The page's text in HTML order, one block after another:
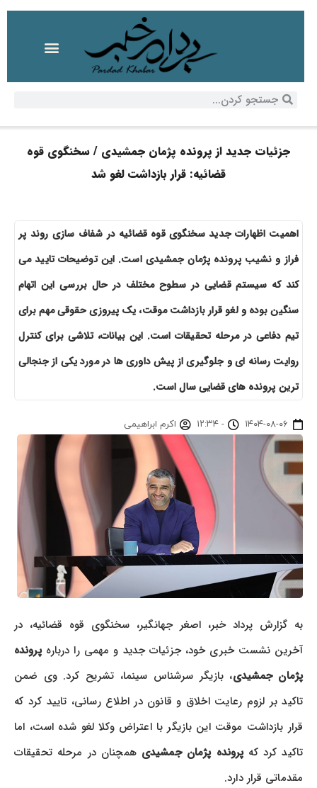
جزئیات جدید از پرونده پژمان جمشیدی / سخنگوی قوه
قضائیه: قرار بازداشت لغو شد
اهمیت اظهارات جدید سخنگوی قوه قضائیه در شفاف سازی روند پر
فراز و نشیب پرونده پژمان جمشیدی است. این توضیحات تایید می
کند که سیستم قضایی در سطوح مختلف در حال بررسی این اتهام
سنگین بوده و لغو قرار بازداشت موقت، یک پیروزی حقوقی مهم برای
تیم دفاعی در مرحله تحقیقات است. این بیانات، تلاشی برای کنترل
روایت رسانه ای و جلوگیری از پیش داوری ها در مورد یکی از جنجالی
ترین پرونده های قضایی سال است.
۱۴۰۴-۰۸-۰۶ - ۱۲:۳۴ اکرم ابراهیمی
به گزارش پرداد خبر، اصغر جهانگیر، سخنگوی قوه قضائیه، در
آخرین نشست خبری خود، جزئیات جدید و مهمی را دربارهپرونده
پژمان جمشیدی، بازیگر سرشناس سینما، تشریح کرد. وی ضمن
تاکید بر لزوم رعایت اخلاق و قانون در اطلاع رسانی، تایید کرد که
قرار بازداشت موقت این بازیگر با اعتراض وکلا لغو شده است، اما
تاکید کرد کهپرونده پژمان جمشیدیهمچنان در مرحله تحقیقات
مقدماتی قرار دارد.